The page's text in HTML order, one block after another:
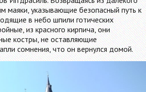
маяки, указывающие безопасный путь к
в небо шпили готических
из красного кирпича, они
костры, не оставляющие
сомнения, что он вернулся домой.